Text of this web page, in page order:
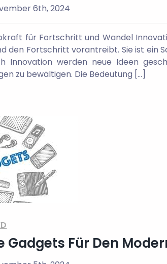
6th, 2024
für Fortschritt und Wandel
den Fortschritt vorantreibt. Sie ist ein
Innovation werden neue Ideen
zu bewältigen. Die Bedeutung […]
Gadgets Für Den